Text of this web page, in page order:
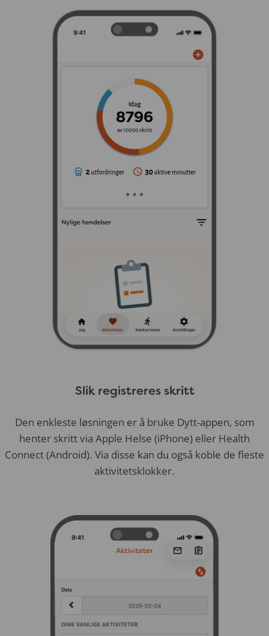
Slik registreres skritt
Den enkleste løsningen er å bruke Dytt-appen, som
henter skritt via Apple Helse (iPhone) eller Health
Connect (Android). Via disse kan du også koble de fleste
aktivitetsklokker.